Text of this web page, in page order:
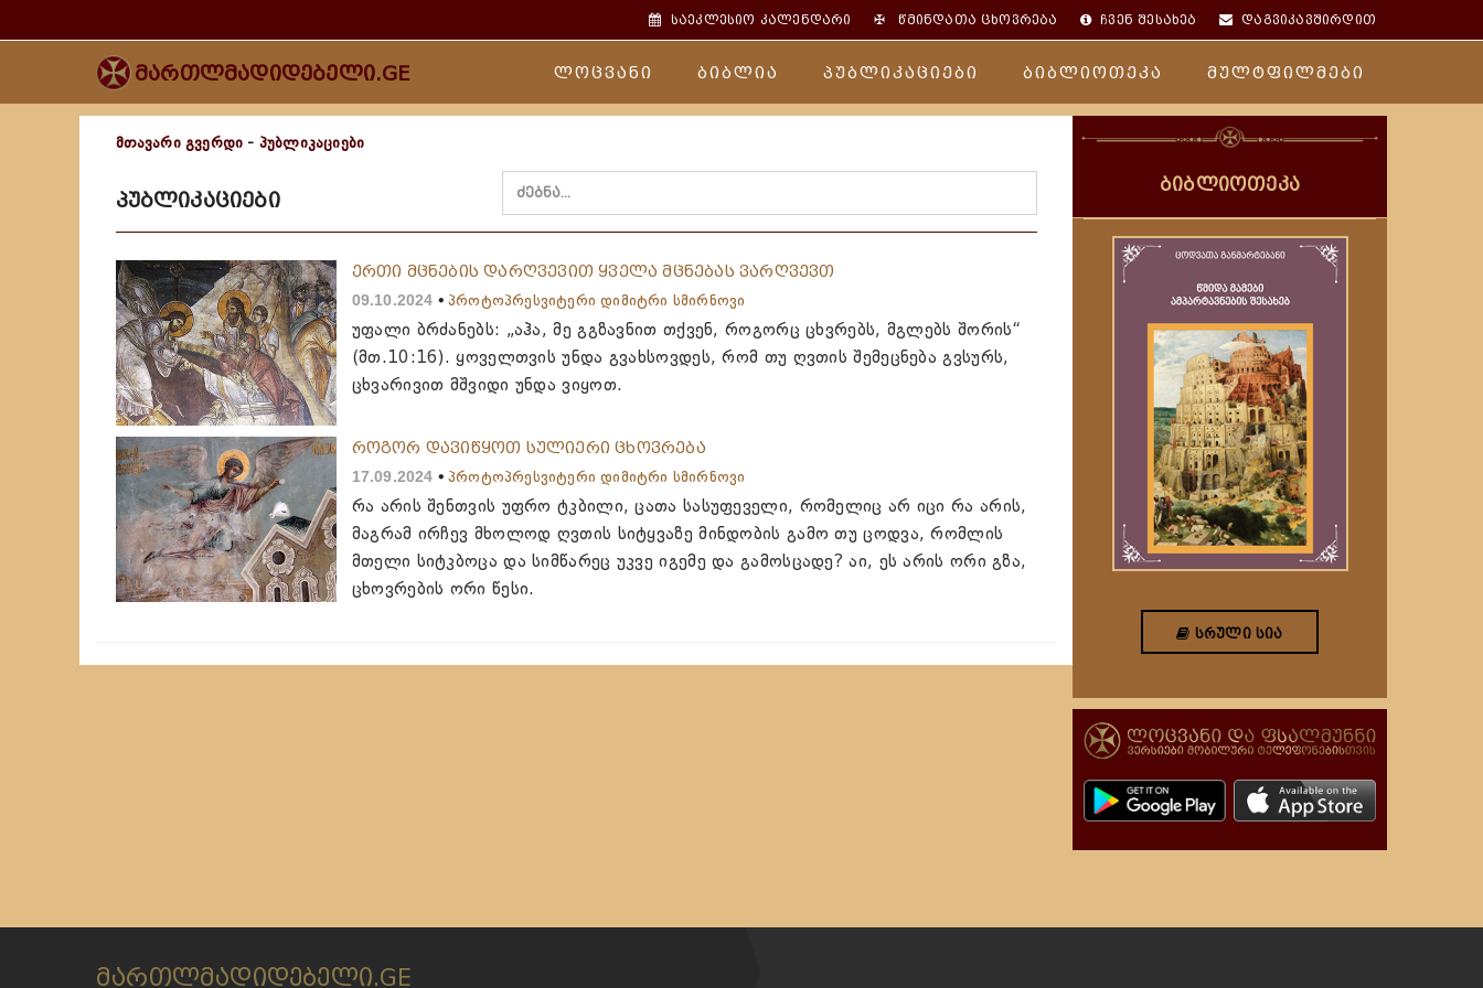
საეკლესიო კალენდარი ✠წმინდათა ცხოვრება ჩვენ შესახებ დაგვიკავშირდით
მართლმადიდებელი.GE ლოცვანი ბიბლია პუბლიკაციები ბიბლიოთეკა მულტფილმები
მთავარი გვერდი - პუბლიკაციები
პუბლიკაციები
ერთი მცნების დარღვევით ყველა მცნებას ვარღვევთ
09.10.2024 პროტოპრესვიტერი დიმიტრი სმირნოვი
უფალი ბრძანებს: „აჰა, მე გგზავნით თქვენ, როგორც ცხვრებს, მგლებს შორის“
(მთ.10:16). ყოველთვის უნდა გვახსოვდეს, რომ თუ ღვთის შემეცნება გვსურს,
ცხვარივით მშვიდი უნდა ვიყოთ.
როგორ დავიწყოთ სულიერი ცხოვრება
17.09.2024 პროტოპრესვიტერი დიმიტრი სმირნოვი
რა არის შენთვის უფრო ტკბილი, ცათა სასუფეველი, რომელიც არ იცი რა არის,
მაგრამ ირჩევ მხოლოდ ღვთის სიტყვაზე მინდობის გამო თუ ცოდვა, რომლის
მთელი სიტკბოცა და სიმწარეც უკვე იგემე და გამოსცადე? აი, ეს არის ორი გზა,
ცხოვრების ორი წესი.
ბიბლიოთეკა
ᲡᲠᲣᲚᲘ ᲡᲘᲐ
მართლმადიდებელი.GE